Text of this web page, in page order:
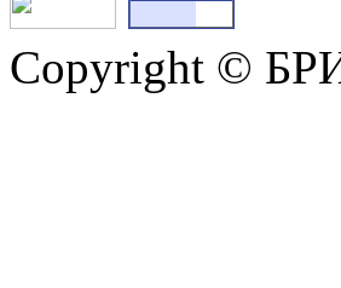
Copyright ©